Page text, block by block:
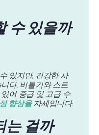
수 있을까
있지만, 건강한 사
다. 비틀기와 스트
어 중급 및 고급 수
향상을자세입니다.
는 걸까